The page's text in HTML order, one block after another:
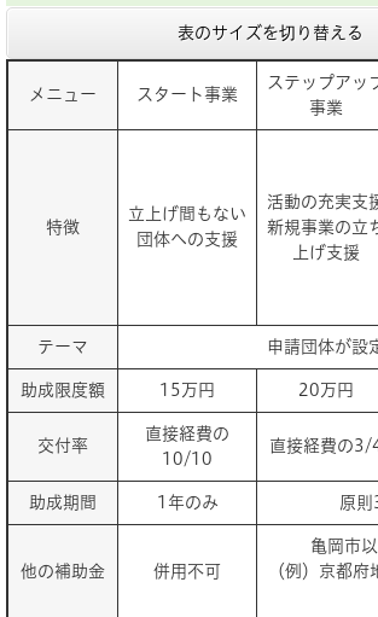
表のサイズを切り替える
メニュー スタート事業
ステップアッ
事業
特徴
立上げ間もない
団体への支援
活動の充実支
新規事業の立
上げ支援
テーマ 申請団体が設
助成限度額 15万円 20万円
交付率
直接経費の
10/10
直接経費の3/
助成期間 1年のみ 原則
他の補助金 併用不可
亀岡市
（例）京都府